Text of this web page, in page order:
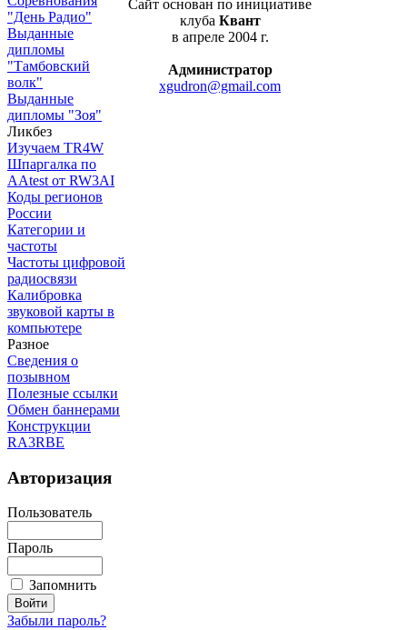
"День Радио"
Выданные
дипломы
"Тамбовский
волк"
Выданные
дипломы "Зоя"
Ликбез
Изучаем TR4W
Шпаргалка по
AAtest от RW3AI
Коды регионов
России
Категории и
частоты
Частоты цифровой
радиосвязи
Калибровка
звуковой карты в
компьютере
Разное
Сведения о
позывном
Полезные ссылки
Обмен баннерами
Конструкции
RA3RBE
Авторизация
Пользователь
Пароль
Запомнить
Забыли пароль?
Сайт основан по инициативе
клуба Квант
в апреле 2004 г.
Администратор
xgudron@gmail.com